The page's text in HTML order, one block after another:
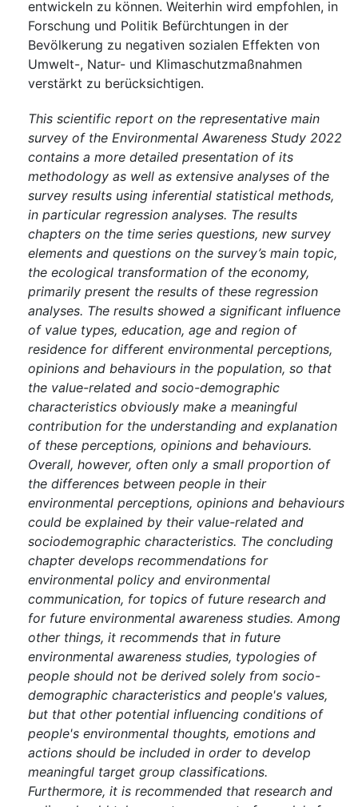
entwickeln zu können. Weiterhin wird empfohlen, in
Forschung und Politik Befürchtungen in der
Bevölkerung zu negativen sozialen Effekten von
Umwelt-, Natur- und Klimaschutzmaßnahmen
verstärkt zu berücksichtigen.
This scientific report on the representative main
survey of the Environmental Awareness Study 2022
contains a more detailed presentation of its
methodology as well as extensive analyses of the
survey results using inferential statistical methods,
in particular regression analyses. The results
chapters on the time series questions, new survey
elements and questions on the survey’s main topic,
the ecological transformation of the economy,
primarily present the results of these regression
analyses. The results showed a significant influence
of value types, education, age and region of
residence for different environmental perceptions,
opinions and behaviours in the population, so that
the value-related and socio-demographic
characteristics obviously make a meaningful
contribution for the understanding and explanation
of these perceptions, opinions and behaviours.
Overall, however, often only a small proportion of
the differences between people in their
environmental perceptions, opinions and behaviours
could be explained by their value-related and
sociodemographic characteristics. The concluding
chapter develops recommendations for
environmental policy and environmental
communication, for topics of future research and
for future environmental awareness studies. Among
other things, it recommends that in future
environmental awareness studies, typologies of
people should not be derived solely from socio-
demographic characteristics and people's values,
but that other potential influencing conditions of
people's environmental thoughts, emotions and
actions should be included in order to develop
meaningful target group classifications.
Furthermore, it is recommended that research and